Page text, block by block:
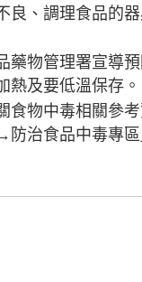
、調理食品的
物管理署宣導
熱及要低溫保存。
物中毒相關參
治食品中毒專區